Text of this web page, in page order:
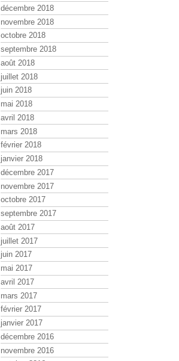
décembre 2018
novembre 2018
octobre 2018
septembre 2018
août 2018
juillet 2018
juin 2018
mai 2018
avril 2018
mars 2018
février 2018
janvier 2018
décembre 2017
novembre 2017
octobre 2017
septembre 2017
août 2017
juillet 2017
juin 2017
mai 2017
avril 2017
mars 2017
février 2017
janvier 2017
décembre 2016
novembre 2016